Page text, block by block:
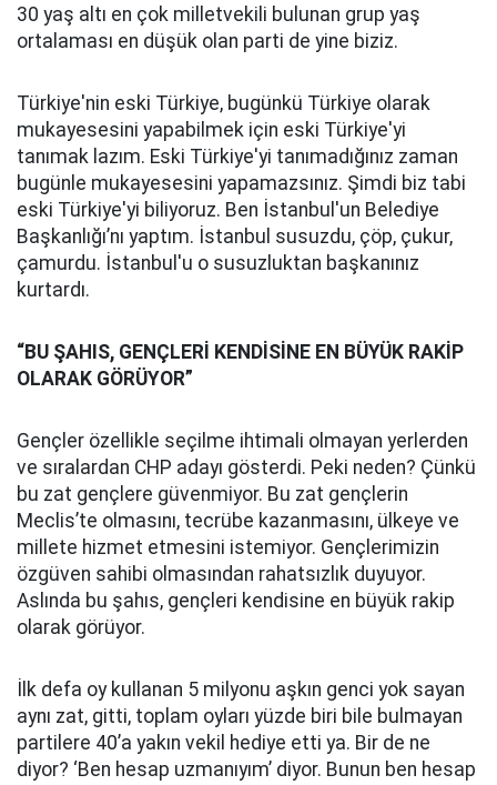
30 yaş altı en çok milletvekili bulunan grup yaş
ortalaması en düşük olan parti de yine biziz.
Türkiye'nin eski Türkiye, bugünkü Türkiye olarak
mukayesesini yapabilmek için eski Türkiye'yi
tanımak lazım. Eski Türkiye'yi tanımadığınız zaman
bugünle mukayesesini yapamazsınız. Şimdi biz tabi
eski Türkiye'yi biliyoruz. Ben İstanbul'un Belediye
Başkanlığı’nı yaptım. İstanbul susuzdu, çöp, çukur,
çamurdu. İstanbul'u o susuzluktan başkanınız
kurtardı.
“BU ŞAHIS, GENÇLERİ KENDİSİNE EN BÜYÜK RAKİP
OLARAK GÖRÜYOR”
Gençler özellikle seçilme ihtimali olmayan yerlerden
ve sıralardan CHP adayı gösterdi. Peki neden? Çünkü
bu zat gençlere güvenmiyor. Bu zat gençlerin
Meclis’te olmasını, tecrübe kazanmasını, ülkeye ve
millete hizmet etmesini istemiyor. Gençlerimizin
özgüven sahibi olmasından rahatsızlık duyuyor.
Aslında bu şahıs, gençleri kendisine en büyük rakip
olarak görüyor.
İlk defa oy kullanan 5 milyonu aşkın genci yok sayan
aynı zat, gitti, toplam oyları yüzde biri bile bulmayan
partilere 40’a yakın vekil hediye etti ya. Bir de ne
diyor? ‘Ben hesap uzmanıyım’ diyor. Bunun ben hesap